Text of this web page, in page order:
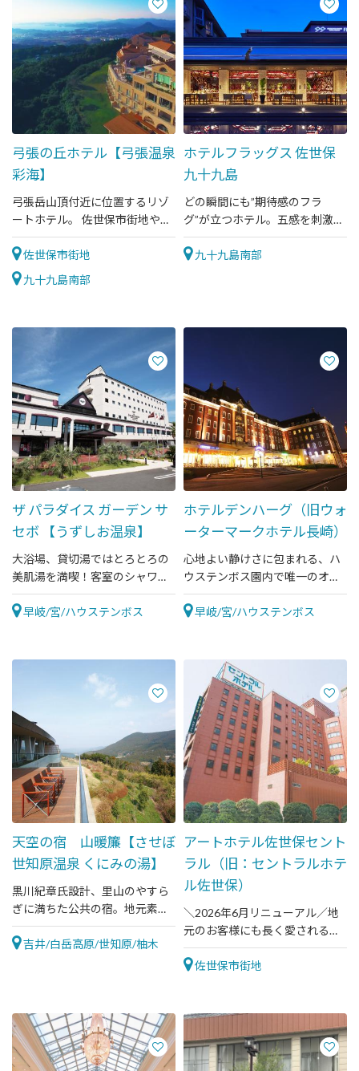
弓張の丘ホテル【弓張温泉
彩海】
弓張岳山頂付近に位置するリゾ
ートホテル。 佐世保市街地や九
十九島を一望できます。
佐世保市街地
九十九島南部
ホテルフラッグス 佐世保
九十九島
どの瞬間にも”期待感のフラ
グ”が立つホテル。五感を刺激す
るライブキッチン「ビュッフェ
ダイニング THE ONE」
九十九島南部
ザ パラダイス ガーデン サ
セボ 【うずしお温泉】
大浴場、貸切湯ではとろとろの
美肌湯を満喫！客室のシャワー
やお風呂も天然温泉です♪
早岐/宮/ハウステンボス
ホテルデンハーグ（旧ウォ
ーターマークホテル長崎）
心地よい静けさに包まれる、ハ
ウステンボス園内で唯一のオー
シャンフロントホテル
早岐/宮/ハウステンボス
天空の宿 山暖簾【させぼ
世知原温泉 くにみの湯】
黒川紀章氏設計、里山のやすら
ぎに満ちた公共の宿。地元素材
を使った創作料理と大パノラマ
露天温泉が絶品！！
吉井/白岳高原/世知原/柚木
アートホテル佐世保セント
ラル（旧：セントラルホテ
ル佐世保）
＼2026年6月リニューアル／地
元のお客様にも長く愛されるレ
ストランも併設したホテルで
す。
佐世保市街地